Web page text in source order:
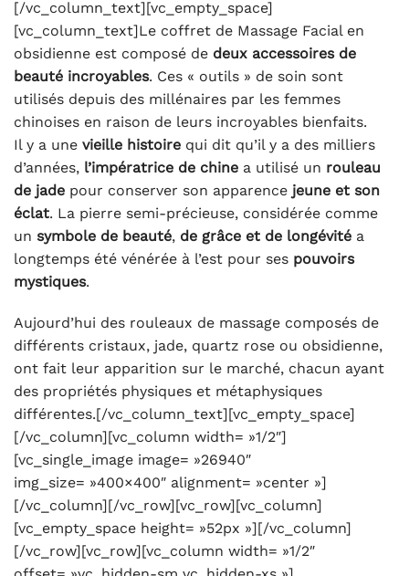
[/vc_column_text][vc_empty_space]
[vc_column_text]Le coffret de Massage Facial en
obsidienne est composé de deux accessoires de
beauté incroyables. Ces « outils » de soin sont
utilisés depuis des millénaires par les femmes
chinoises en raison de leurs incroyables bienfaits.
Il y a une vieille histoire qui dit qu’il y a des milliers
d’années, l’impératrice de chine a utilisé un rouleau
de jade pour conserver son apparence jeune et son
éclat. La pierre semi-précieuse, considérée comme
un symbole de beauté, de grâce et de longévité a
longtemps été vénérée à l’est pour ses pouvoirs
mystiques.
Aujourd’hui des rouleaux de massage composés de
différents cristaux, jade, quartz rose ou obsidienne,
ont fait leur apparition sur le marché, chacun ayant
des propriétés physiques et métaphysiques
différentes.[/vc_column_text][vc_empty_space]
[/vc_column][vc_column width= »1/2″]
[vc_single_image image= »26940″
img_size= »400×400″ alignment= »center »]
[/vc_column][/vc_row][vc_row][vc_column]
[vc_empty_space height= »52px »][/vc_column]
[/vc_row][vc_row][vc_column width= »1/2″